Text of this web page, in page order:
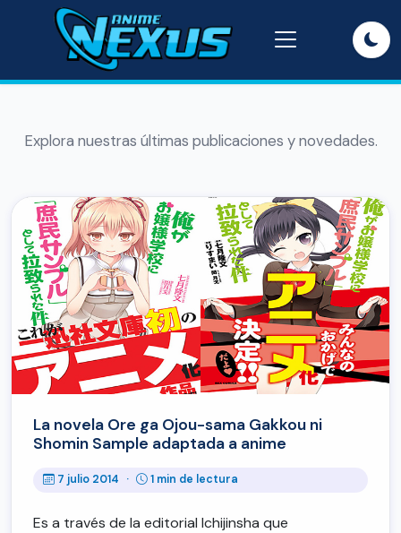
Explora nuestras últimas publicaciones y novedades.
La novela Ore ga Ojou-sama Gakkou ni
Shomin Sample adaptada a anime
7 julio 2014 · 1 min de lectura
Es a través de la editorial Ichijinsha que